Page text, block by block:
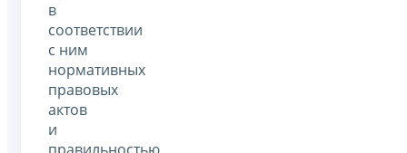
в
соответствии
с ним
нормативных
правовых
актов
и
правильностью